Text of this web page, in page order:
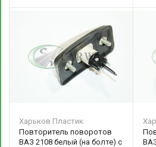
Харьков Пластик
Повторитель поворотов
ВАЗ 2108 белый (на болте) с